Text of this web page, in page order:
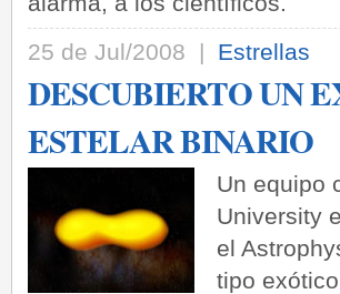
25 de Jul/2008 | Estrellas
DESCUBIERTO UN
ESTELAR BINARIO
Un equipo
University
el
tipo